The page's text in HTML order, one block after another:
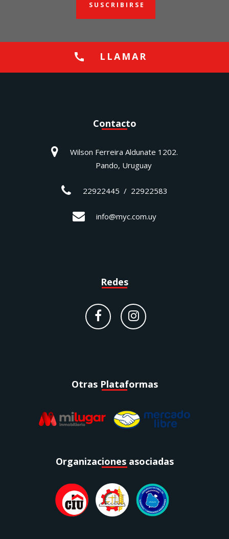
SUSCRIBIRSE
LLAMAR
Contacto
Wilson Ferreira Aldunate 1202.
Pando, Uruguay
22922445 / 22922583
info@myc.com.uy
Redes
Otras Plataformas
Organizaciones asociadas